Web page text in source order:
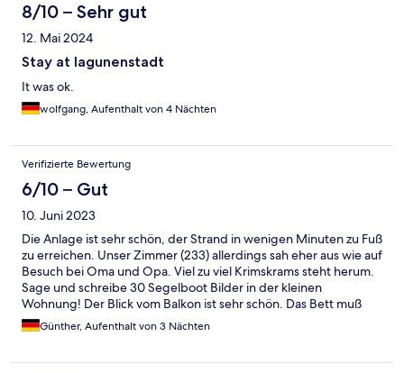
8/10 – Sehr gut
12. Mai 2024
Stay at lagunenstadt
It was ok.
wolfgang, Aufenthalt von 4 Nächten
Verifizierte Bewertung
6/10 – Gut
10. Juni 2023
Die Anlage ist sehr schön, der Strand in wenigen Minuten zu Fuß
zu erreichen. Unser Zimmer (233) allerdings sah eher aus wie auf
Besuch bei Oma und Opa. Viel zu viel Krimskrams steht herum.
Sage und schreibe 30 Segelboot Bilder in der kleinen
Wohnung! Der Blick vom Balkon ist sehr schön. Das Bett muß
man selbst beziehen und noch extra bezahlen, dabei sind die
Matratzen recht unbequem. Ich habe keine der drei Nächte gut
Günther, Aufenthalt von 3 Nächten